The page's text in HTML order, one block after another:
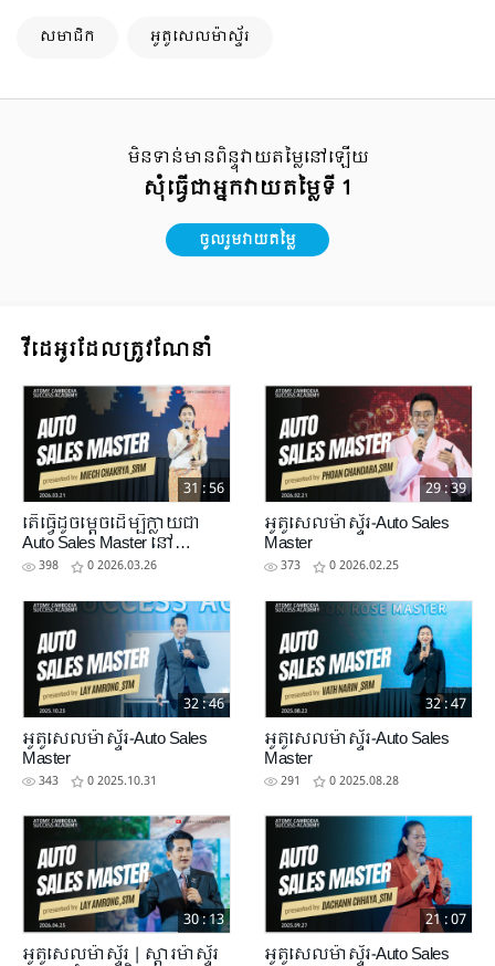
សមាជិក អូតូសេលម៉ាស្ទ័រ
មិនទាន់មានពិន្ទុវាយតម្លៃនៅឡើយ
សុំធ្វើជាអ្នកវាយតម្លៃទី 1
ចូលរួមវាយតម្លៃ
វីដេអូរដែលត្រូវណែនាំ
តើធ្វើដូចម្តេចដើម្បីក្លាយជា
Auto Sales Master នៅ
ATOMY? | Success Academy
398 02026.03.26
31 : 56
អូតូសេលម៉ាស្ទ័រ-Auto Sales
Master
373 02026.02.25
29 : 39
អូតូសេលម៉ាស្ទ័រ-Auto Sales
Master
343 02025.10.31
32 : 46
អូតូសេលម៉ាស្ទ័រ-Auto Sales
Master
291 02025.08.28
32 : 47
អូតូសេលម៉ាស្ទ័រ | ស្តារម៉ាស្ទ័រ
30 : 13
អូតូសេលម៉ាស្ទ័រ-Auto Sales
21 : 07